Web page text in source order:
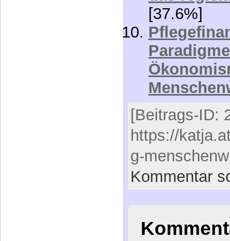
das
[37.6%]
[D+281]
das
[37.6%]
g-